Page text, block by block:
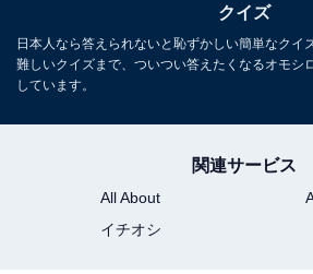
クイズ
日本人なら答えられないと恥ずかしい簡単なクイ
難しいクイズまで、ついつい答えたくなるオモシ
しています。
関連サービス
All About
イチオシ